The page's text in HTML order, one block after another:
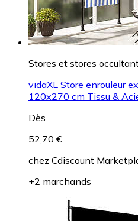
Stores et stores
vidaXL Store enrouleur
120x270 cm Tissu &
Dès
52,70 €
chez Cdiscount
+2 marchands